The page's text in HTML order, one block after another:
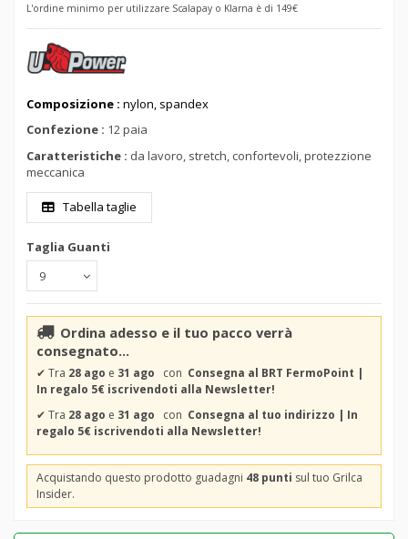
L'ordine minimo per utilizzare Scalapay o Klarna è di 149€
Composizione : nylon, spandex
Confezione : 12 paia
Caratteristiche : da lavoro, stretch, confortevoli, protezzione
meccanica
Tabella taglie
Taglia Guanti
Ordina adesso e il tuo pacco verrà
consegnato...
✔ Tra 28 ago e 31 ago con Consegna al BRT FermoPoint |
In regalo 5€ iscrivendoti alla Newsletter!
✔ Tra 28 ago e 31 ago con Consegna al tuo indirizzo | In
regalo 5€ iscrivendoti alla Newsletter!
Acquistando questo prodotto guadagni 48 punti sul tuo Grilca
Insider.